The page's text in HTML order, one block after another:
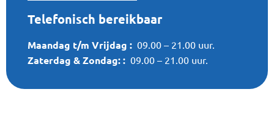
Telefonisch bereikbaar
Maandag t/m Vrijdag : 09.00 – 21.00 uur.
Zaterdag &Zondag:: 09.00 – 21.00 uur.